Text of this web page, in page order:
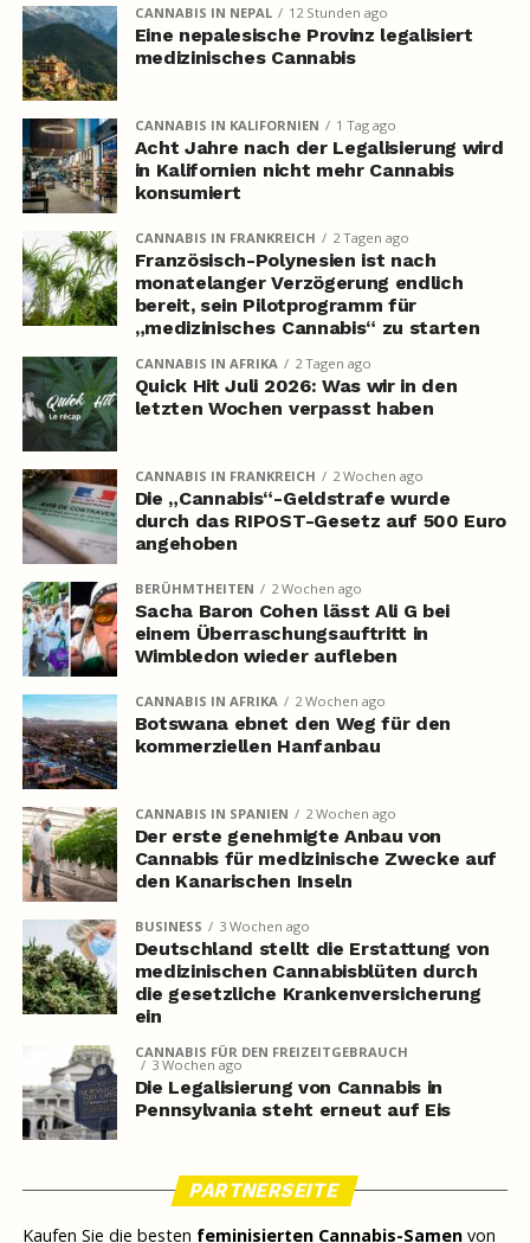
CANNABIS IN NEPAL 12 Stunden ago
Eine nepalesische Provinz legalisiert
medizinisches Cannabis
CANNABIS IN KALIFORNIEN 1 Tag ago
Acht Jahre nach der Legalisierung wird
in Kalifornien nicht mehr Cannabis
konsumiert
CANNABIS IN FRANKREICH 2 Tagen ago
Französisch-Polynesien ist nach
monatelanger Verzögerung endlich
bereit, sein Pilotprogramm für
„medizinisches Cannabis“ zu starten
CANNABIS IN AFRIKA 2 Tagen ago
Quick Hit Juli 2026: Was wir in den
letzten Wochen verpasst haben
CANNABIS IN FRANKREICH 2 Wochen ago
Die „Cannabis“-Geldstrafe wurde
durch das RIPOST-Gesetz auf 500 Euro
angehoben
BERÜHMTHEITEN 2 Wochen ago
Sacha Baron Cohen lässt Ali G bei
einem Überraschungsauftritt in
Wimbledon wieder aufleben
CANNABIS IN AFRIKA 2 Wochen ago
Botswana ebnet den Weg für den
kommerziellen Hanfanbau
CANNABIS IN SPANIEN 2 Wochen ago
Der erste genehmigte Anbau von
Cannabis für medizinische Zwecke auf
den Kanarischen Inseln
BUSINESS 3 Wochen ago
Deutschland stellt die Erstattung von
medizinischen Cannabisblüten durch
die gesetzliche Krankenversicherung
ein
CANNABIS FÜR DEN FREIZEITGEBRAUCH
3 Wochen ago
Die Legalisierung von Cannabis in
Pennsylvania steht erneut auf Eis
PARTNERSEITE
Kaufen Sie die besten feminisierten Cannabis-Samenvon